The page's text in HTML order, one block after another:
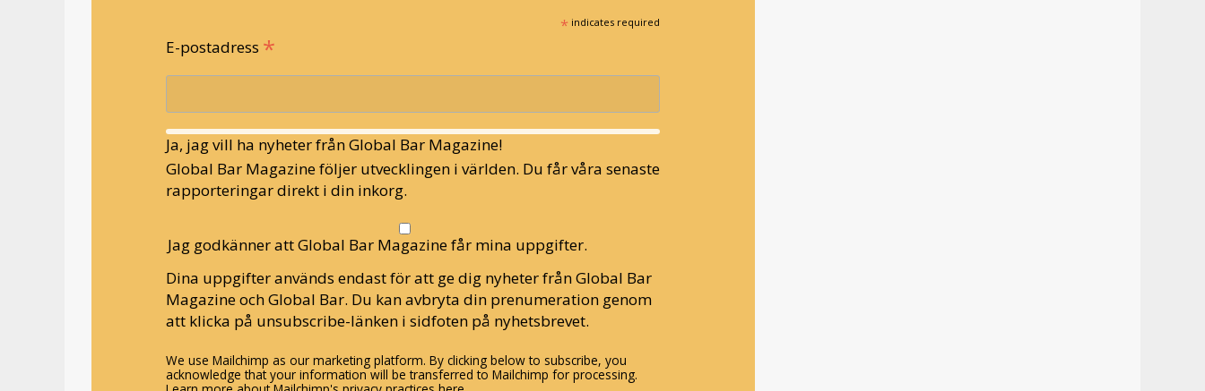
* indicates required
E-postadress *
Ja, jag vill ha nyheter från Global Bar Magazine!
Global Bar Magazine följer utvecklingen i världen. Du får våra senaste
rapporteringar direkt i din inkorg.
Jag godkänner att Global Bar Magazine får mina uppgifter.
Dina uppgifter används endast för att ge dig nyheter från Global Bar
Magazine och Global Bar. Du kan avbryta din prenumeration genom
att klicka på unsubscribe-länken i sidfoten på nyhetsbrevet.
We use Mailchimp as our marketing platform. By clicking below to subscribe, you
acknowledge that your information will be transferred to Mailchimp for processing.